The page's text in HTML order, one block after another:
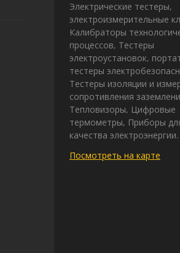
Электрические тестеры,
электроизмерительные
Калибраторы
процессов, Тестеры
электроустановок,
тестеры
Тестеры изоляции и
сопротивления
Тепловизоры, Цифровые
термометры, Приборы
качества электроэнергии.
Посмотреть на карте